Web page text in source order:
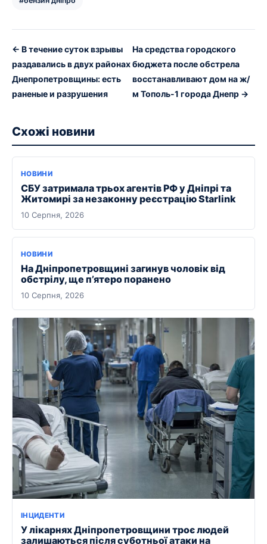
← В течение суток взрывы
раздавались в двух районах
Днепропетровщины: есть
раненые и разрушения
На средства городского
бюджета после обстрела
восстанавливают дом на ж/
м Тополь-1 города Днепр →
Схожі новини
НОВИНИ
СБУ затримала трьох агентів РФ у Дніпрі та
Житомирі за незаконну реєстрацію Starlink
10 Серпня, 2026
НОВИНИ
На Дніпропетровщині загинув чоловік від
обстрілу, ще п’ятеро поранено
10 Серпня, 2026
ІНЦИДЕНТИ
У лікарнях Дніпропетровщини троє людей
залишаються після суботньої атаки на